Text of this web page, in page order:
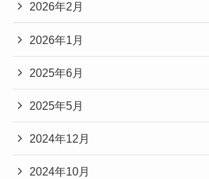
2026年2月
2026年1月
2025年6月
2025年5月
2024年12月
2024年10月